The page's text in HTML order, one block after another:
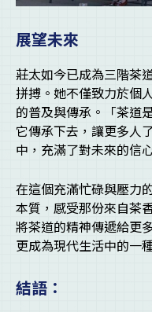
展望未來
莊太如今已成為三階茶
拼搏。她不僅致力於個
的普及與傳承。「茶道
它傳承下去，讓更多人
中，充滿了對未來的信
在這個充滿忙碌與壓力
本質，感受那份來自茶
將茶道的精神傳遞給更
更成為現代生活中的一
結語：